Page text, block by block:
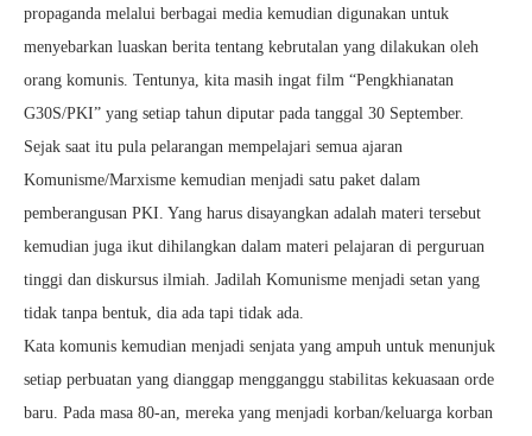
propaganda melalui berbagai media kemudian digunakan untuk
menyebarkan luaskan berita tentang kebrutalan yang dilakukan oleh
orang komunis. Tentunya, kita masih ingat film “Pengkhianatan
G30S/PKI” yang setiap tahun diputar pada tanggal 30 September.
Sejak saat itu pula pelarangan mempelajari semua ajaran
Komunisme/Marxisme kemudian menjadi satu paket dalam
pemberangusan PKI. Yang harus disayangkan adalah materi tersebut
kemudian juga ikut dihilangkan dalam materi pelajaran di perguruan
tinggi dan diskursus ilmiah. Jadilah Komunisme menjadi setan yang
tidak tanpa bentuk, dia ada tapi tidak ada.
Kata komunis kemudian menjadi senjata yang ampuh untuk menunjuk
setiap perbuatan yang dianggap mengganggu stabilitas kekuasaan orde
baru. Pada masa 80-an, mereka yang menjadi korban/keluarga korban